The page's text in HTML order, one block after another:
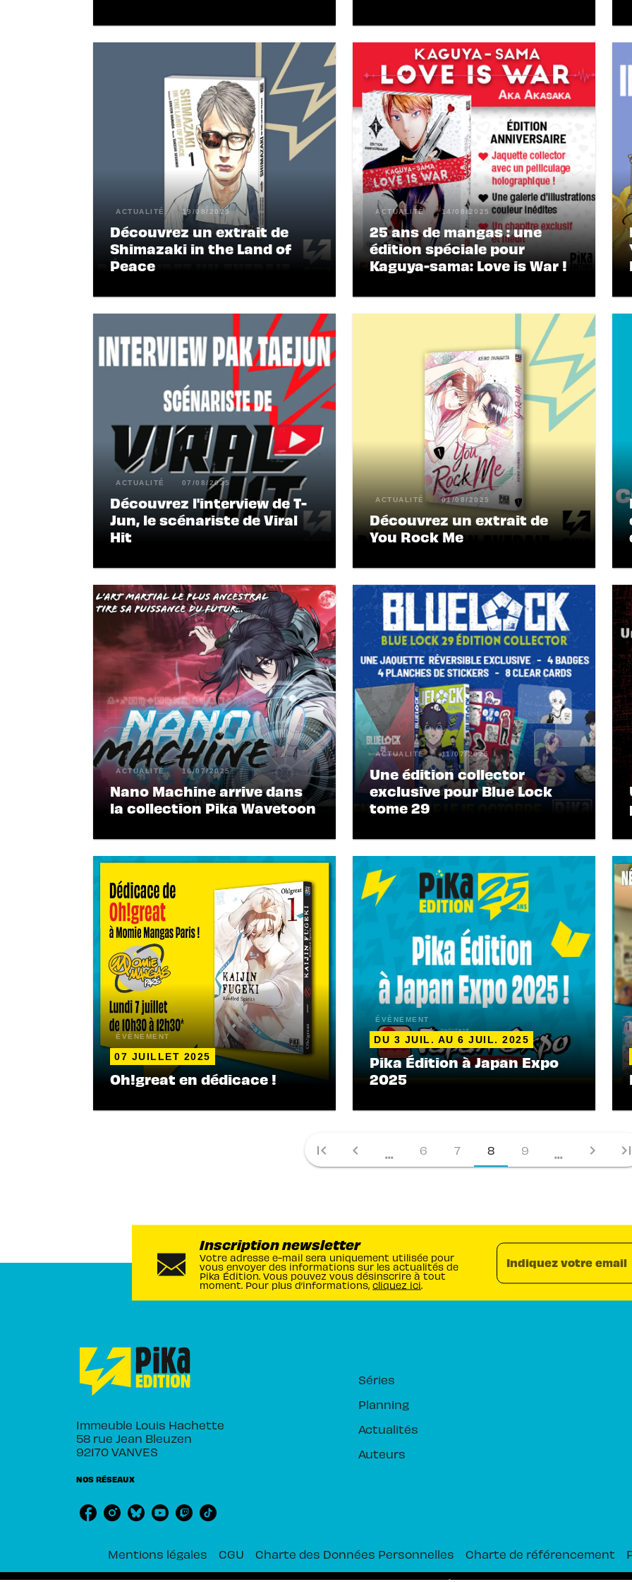
ACTUALITÉ 19/08/2025
Découvrez un extrait de
Shimazaki in the Land of
Peace
ACTUALITÉ 14/08/2025
25 ans de mangas : une
édition spéciale pour
Kaguya-sama: Love is War !
ACTUALITÉ 07/08/2025
Découvrez l'interview de T-
Jun, le scénariste de Viral
Hit
ACTUALITÉ 01/08/2025
Découvrez un extrait de
You Rock Me
ACTUALITÉ 16/07/2025
Nano Machine arrive dans
la collection Pika Wavetoon
ACTUALITÉ 11/07/2025
Une édition collector
exclusive pour Blue Lock
tome 29
ÉVÈNEMENT
07 JUILLET 2025
Oh!great en dédicace !
ÉVÈNEMENT
DU 3 JUIL. AU 6 JUIL. 2025
Pika Édition à Japan Expo
2025
first_page chevron_left ... 6 7 8 9 ... chevron_right last_page
Inscription newsletter
Votre adresse e-mail sera uniquement utilisée pour
vous envoyer des informations sur les actualités de
Pika Édition. Vous pouvez vous désinscrire à tout
moment. Pour plus d’informations, cliquez ici.
Indiquez votre email
Immeuble Louis Hachette
58 rue Jean Bleuzen
92170 VANVES
NOS RÉSEAUX
Séries
Planning
Actualités
Auteurs
Mentions légales CGU Charte des Données Personnelles Charte de référencement